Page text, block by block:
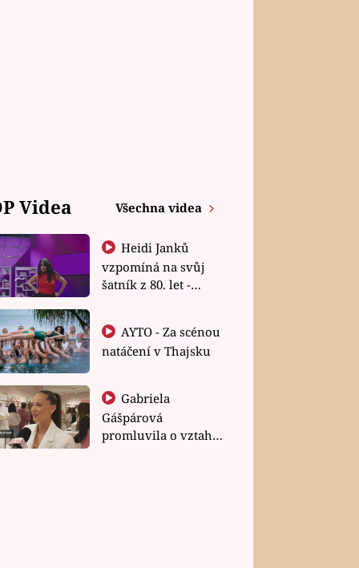
Videa Všechna videa
Heidi Janků
vzpomíná na svůj
šatník z 80. let -
natáčení v Thajsku
Gabriela
Gášpárová
promluvila o vztahu